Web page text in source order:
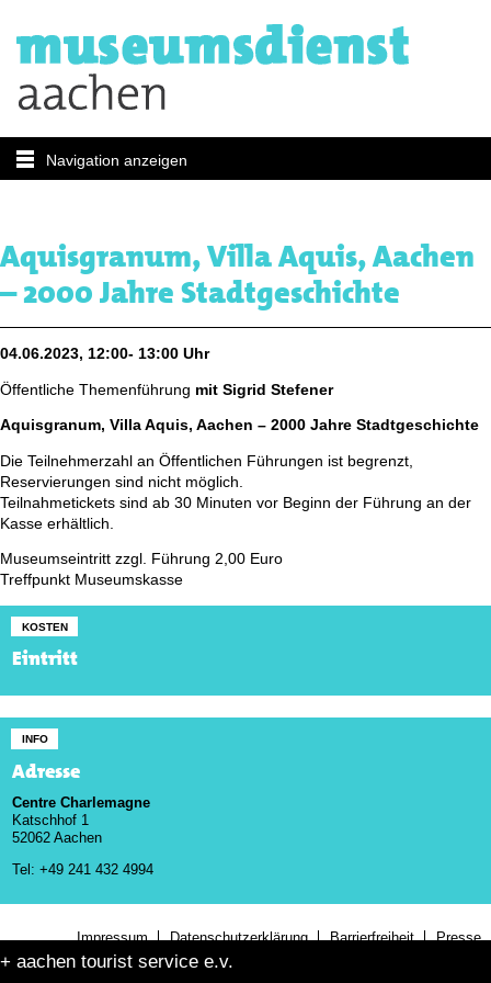
Navigation anzeigen
Aquisgranum, Villa Aquis, Aachen
– 2000 Jahre Stadtgeschichte
04.06.2023, 12:00- 13:00 Uhr
Öffentliche Themenführung mit Sigrid Stefener
Aquisgranum, Villa Aquis, Aachen – 2000 Jahre Stadtgeschichte
Die Teilnehmerzahl an Öffentlichen Führungen ist begrenzt,
Reservierungen sind nicht möglich.
Teilnahmetickets sind ab 30 Minuten vor Beginn der Führung an der
Kasse erhältlich.
Museumseintritt zzgl. Führung 2,00 Euro
Treffpunkt Museumskasse
KOSTEN
Eintritt
INFO
Adresse
Centre Charlemagne
Katschhof 1
52062 Aachen
Tel: +49 241 432 4994
Impressum Datenschutzerklärung Barrierfreiheit Presse
+ aachen tourist service e.v.